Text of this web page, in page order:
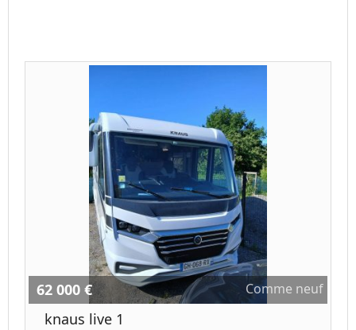
62 000 € Comme neuf
knaus live 1